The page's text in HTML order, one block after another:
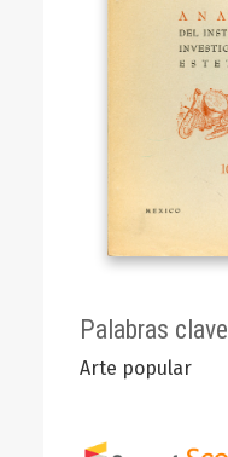
Palabras clave
Arte popular